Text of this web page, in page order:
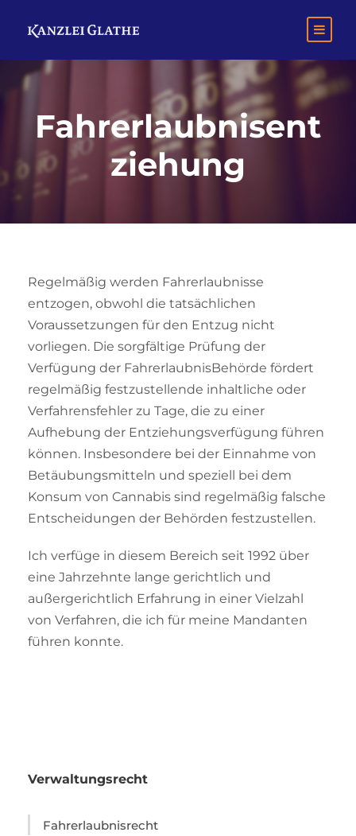
Fahrerlaubnisent
ziehung
Regelmäßig werden Fahrerlaubnisse
entzogen, obwohl die tatsächlichen
Voraussetzungen für den Entzug nicht
vorliegen. Die sorgfältige Prüfung der
Verfügung der FahrerlaubnisBehörde fördert
regelmäßig festzustellende inhaltliche oder
Verfahrensfehler zu Tage, die zu einer
Aufhebung der Entziehungsverfügung führen
können. Insbesondere bei der Einnahme von
Betäubungsmitteln und speziell bei dem
Konsum von Cannabis sind regelmäßig falsche
Entscheidungen der Behörden festzustellen.
Ich verfüge in diesem Bereich seit 1992 über
eine Jahrzehnte lange gerichtlich und
außergerichtlich Erfahrung in einer Vielzahl
von Verfahren, die ich für meine Mandanten
führen konnte.
Verwaltungsrecht
Fahrerlaubnisrecht